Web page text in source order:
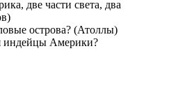
две части света, два
острова? (Атоллы)
индейцы Америки?